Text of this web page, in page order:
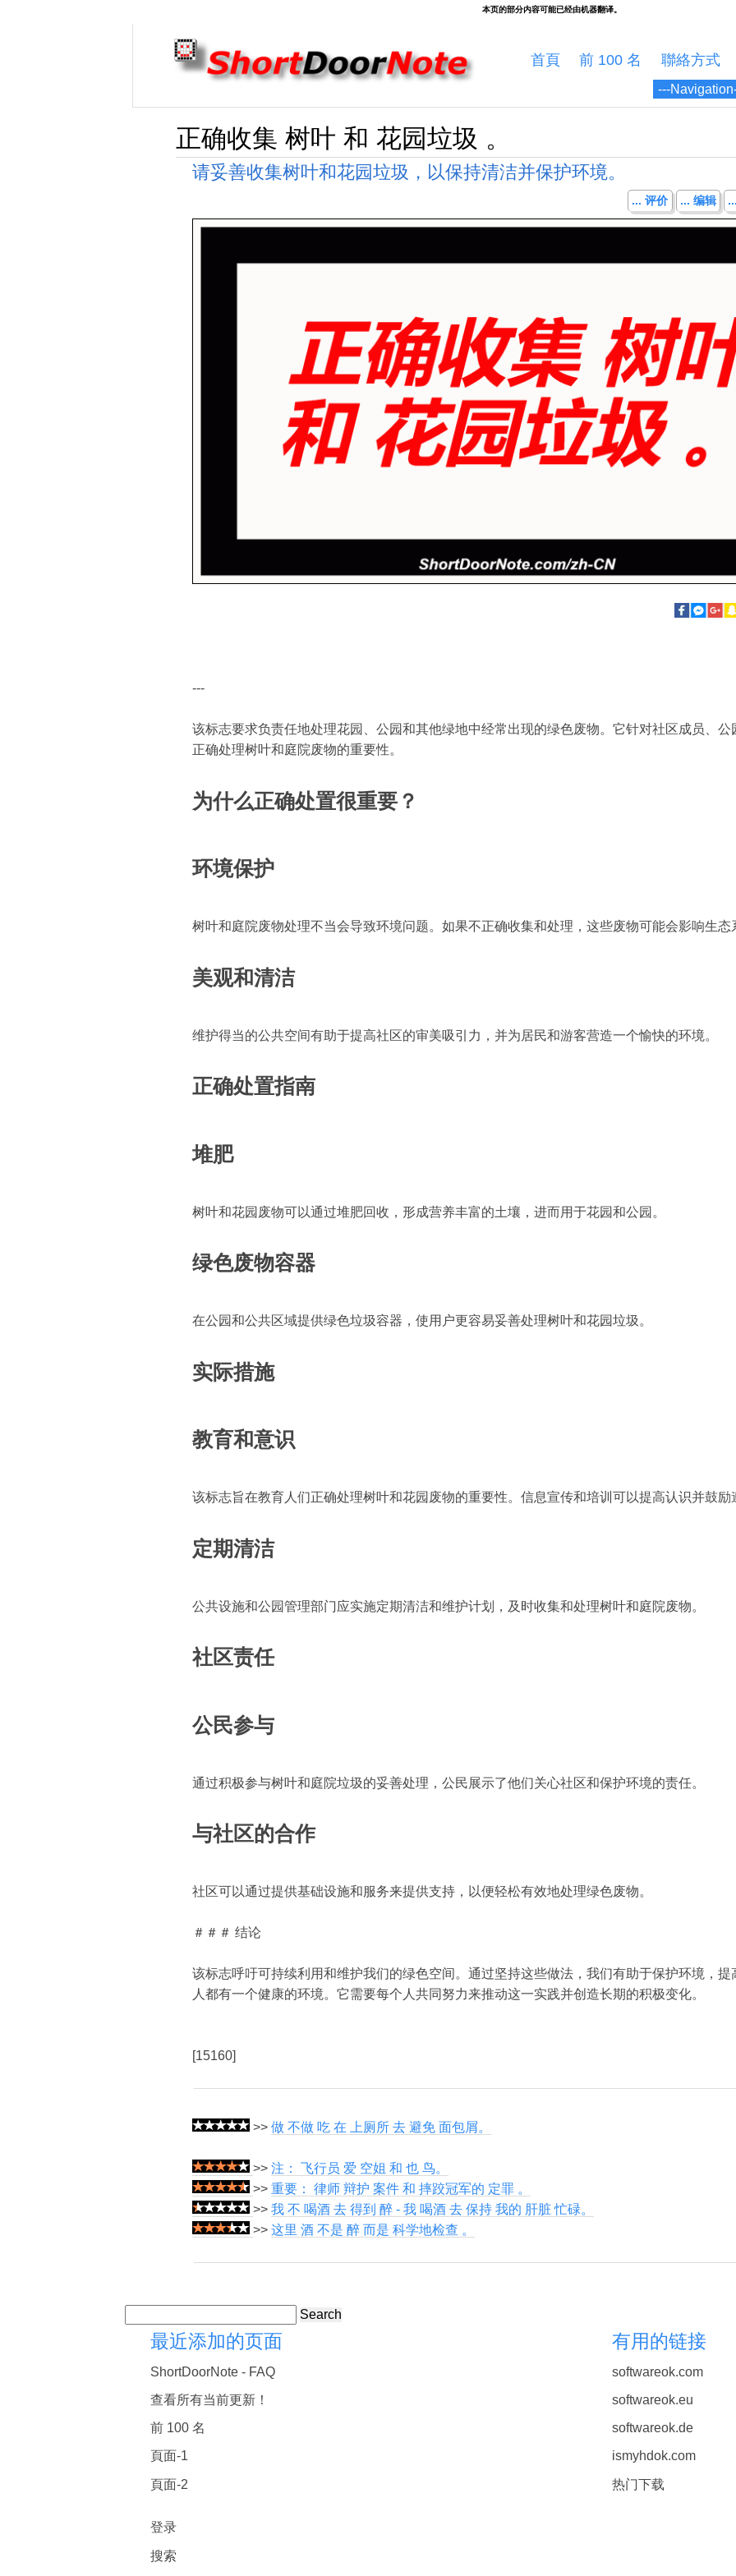
首頁 前 100 名 聯絡方式
正确收集 树叶 和 花园垃圾 。
请妥善收集树叶和花园垃圾，以保持清洁并保护环境。
... 评价 ... 编辑
---
该标志要求负责任地处理花园、公园和其他绿地中经常出现的绿色废物。它针对社区成员、
正确处理树叶和庭院废物的重要性。
为什么正确处置很重要？
环境保护
树叶和庭院废物处理不当会导致环境问题。如果不正确收集和处理，这些废物可能会影响生态
美观和清洁
维护得当的公共空间有助于提高社区的审美吸引力，并为居民和游客营造一个愉快的环境。
正确处置指南
堆肥
树叶和花园废物可以通过堆肥回收，形成营养丰富的土壤，进而用于花园和公园。
绿色废物容器
在公园和公共区域提供绿色垃圾容器，使用户更容易妥善处理树叶和花园垃圾。
实际措施
教育和意识
该标志旨在教育人们正确处理树叶和花园废物的重要性。信息宣传和培训可以提高认识并鼓励
定期清洁
公共设施和公园管理部门应实施定期清洁和维护计划，及时收集和处理树叶和庭院废物。
社区责任
公民参与
通过积极参与树叶和庭院垃圾的妥善处理，公民展示了他们关心社区和保护环境的责任。
与社区的合作
社区可以通过提供基础设施和服务来提供支持，以便轻松有效地处理绿色废物。
＃＃＃ 结论
该标志呼吁可持续利用和维护我们的绿色空间。通过坚持这些做法，我们有助于保护环境，
人都有一个健康的环境。它需要每个人共同努力来推动这一实践并创造长期的积极变化。
[15160]
>> 做 不做 吃 在 上厕所 去 避免 面包屑。
>> 注： 飞行员 爱 空姐 和 也 鸟。
>> 重要： 律师 辩护 案件 和 摔跤冠军的 定罪 。
>> 我 不 喝酒 去 得到 醉 - 我 喝酒 去 保持 我的 肝脏 忙碌。
>> 这里 酒 不是 醉 而是 科学地检查 。
Search
最近添加的页面
ShortDoorNote - FAQ
查看所有当前更新！
前 100 名
頁面-1
頁面-2
登录
搜索
有用的链接
softwareok.com
softwareok.eu
softwareok.de
ismyhdok.com
热门下载